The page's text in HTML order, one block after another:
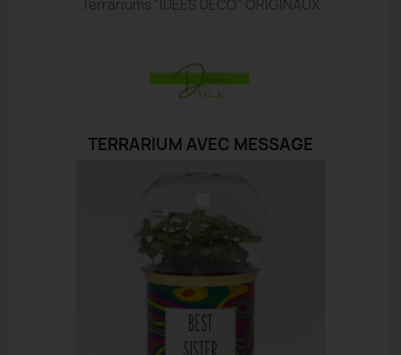
Terrariums "IDÉES DÉCO" ORIGINAUX
TERRARIUM AVEC MESSAGE